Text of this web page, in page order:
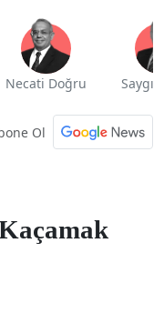
Necati Doğru Saygı
Ol